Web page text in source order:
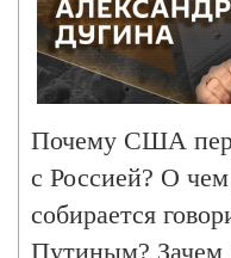
Эскалация
навис Palantir:
кто за ним стоит?
Александр Дугин.
Почему США
с Россией? О
собирается
Путиным? Зачем